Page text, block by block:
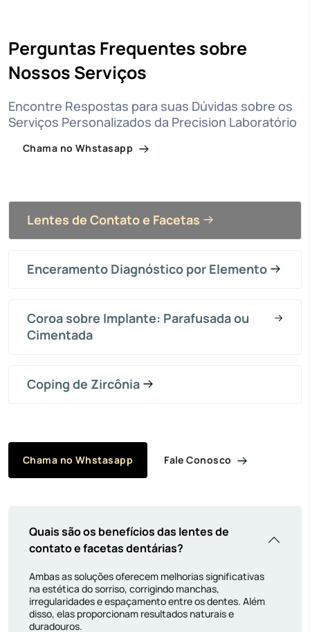
Perguntas Frequentes sobre
Nossos Serviços
Encontre Respostas para suas Dúvidas sobre os
Serviços Personalizados da Precision Laboratório
Chama no Whstasapp
Lentes de Contato e Facetas
Enceramento Diagnóstico por Elemento
Coroa sobre Implante: Parafusada ou
Cimentada
Coping de Zircônia
Chama no Whstasapp Fale Conosco
Quais são os benefícios das lentes de
contato e facetas dentárias?
Ambas as soluções oferecem melhorias significativas
na estética do sorriso, corrigindo manchas,
irregularidades e espaçamento entre os dentes. Além
disso, elas proporcionam resultados naturais e
duradouros.